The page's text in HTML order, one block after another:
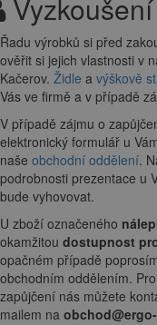
Řadu výrobků si před
ověřit si jejich vlastnosti v
Kačerov. Židle a výškově
Vás ve firmě a v případě
V případě zájmu o
elektronický formulář u
naše obchodní oddělení.
podrobnosti prezentace u
bude vyhovovat.
U zboží označeného
okamžitou dostupnost
opačném případě
obchodním oddělením.
zapůjčení nás můžete
mailem na